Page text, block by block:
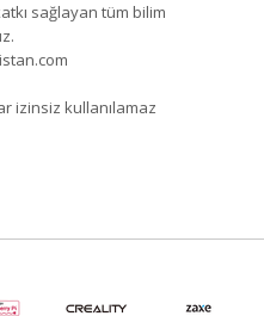
sağlayan tüm bilim
izinsiz kullanılamaz